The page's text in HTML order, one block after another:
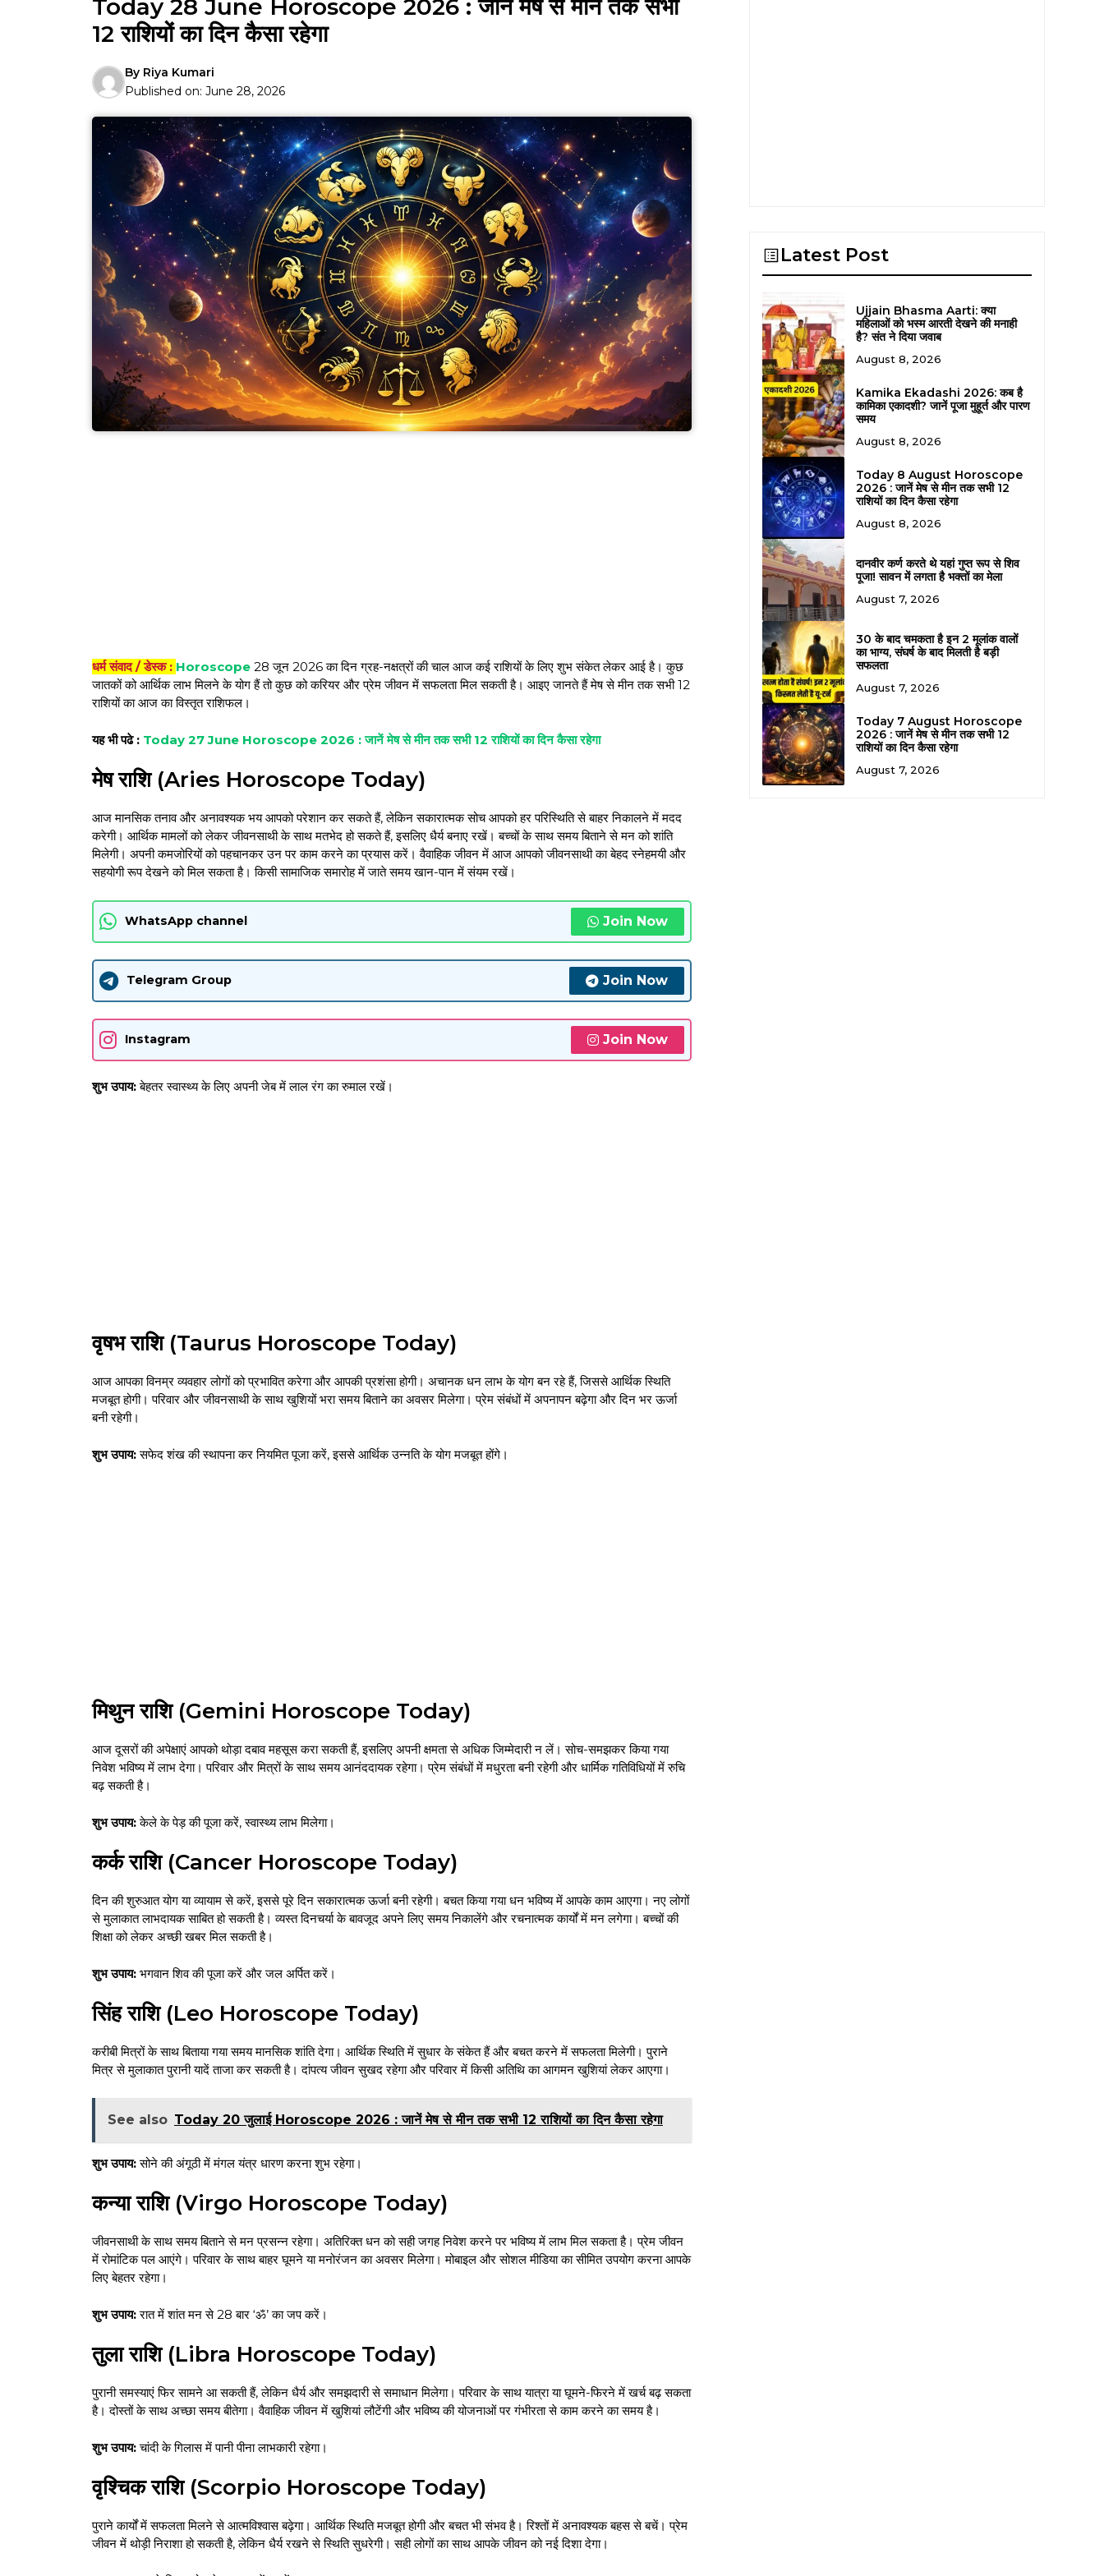
Today 28 June Horoscope 2026 : जानें मेष से मीन तक सभी
12 राशियों का दिन कैसा रहेगा
By Riya Kumari
Published on: June 28, 2026
धर्म संवाद / डेस्क : Horoscope 28 जून 2026 का दिन ग्रह-नक्षत्रों की चाल आज कई राशियों के लिए शुभ संकेत लेकर आई है। कुछ
जातकों को आर्थिक लाभ मिलने के योग हैं तो कुछ को करियर और प्रेम जीवन में सफलता मिल सकती है। आइए जानते हैं मेष से मीन तक सभी 12
राशियों का आज का विस्तृत राशिफल।
यह भी पढे : Today 27 June Horoscope 2026 : जानें मेष से मीन तक सभी 12 राशियों का दिन कैसा रहेगा
मेष राशि (Aries Horoscope Today)
आज मानसिक तनाव और अनावश्यक भय आपको परेशान कर सकते हैं, लेकिन सकारात्मक सोच आपको हर परिस्थिति से बाहर निकालने में मदद
करेगी। आर्थिक मामलों को लेकर जीवनसाथी के साथ मतभेद हो सकते हैं, इसलिए धैर्य बनाए रखें। बच्चों के साथ समय बिताने से मन को शांति
मिलेगी। अपनी कमजोरियों को पहचानकर उन पर काम करने का प्रयास करें। वैवाहिक जीवन में आज आपको जीवनसाथी का बेहद स्नेहमयी और
सहयोगी रूप देखने को मिल सकता है। किसी सामाजिक समारोह में जाते समय खान-पान में संयम रखें।
WhatsApp channel Join Now
Telegram Group Join Now
Instagram Join Now
शुभ उपाय:बेहतर स्वास्थ्य के लिए अपनी जेब में लाल रंग का रुमाल रखें।
वृषभ राशि (Taurus Horoscope Today)
आज आपका विनम्र व्यवहार लोगों को प्रभावित करेगा और आपकी प्रशंसा होगी। अचानक धन लाभ के योग बन रहे हैं, जिससे आर्थिक स्थिति
मजबूत होगी। परिवार और जीवनसाथी के साथ खुशियों भरा समय बिताने का अवसर मिलेगा। प्रेम संबंधों में अपनापन बढ़ेगा और दिन भर ऊर्जा
बनी रहेगी।
शुभ उपाय:सफेद शंख की स्थापना कर नियमित पूजा करें, इससे आर्थिक उन्नति के योग मजबूत होंगे।
मिथुन राशि (Gemini Horoscope Today)
आज दूसरों की अपेक्षाएं आपको थोड़ा दबाव महसूस करा सकती हैं, इसलिए अपनी क्षमता से अधिक जिम्मेदारी न लें। सोच-समझकर किया गया
निवेश भविष्य में लाभ देगा। परिवार और मित्रों के साथ समय आनंददायक रहेगा। प्रेम संबंधों में मधुरता बनी रहेगी और धार्मिक गतिविधियों में रुचि
बढ़ सकती है।
शुभ उपाय:केले के पेड़ की पूजा करें, स्वास्थ्य लाभ मिलेगा।
कर्क राशि (Cancer Horoscope Today)
दिन की शुरुआत योग या व्यायाम से करें, इससे पूरे दिन सकारात्मक ऊर्जा बनी रहेगी। बचत किया गया धन भविष्य में आपके काम आएगा। नए लोगों
से मुलाकात लाभदायक साबित हो सकती है। व्यस्त दिनचर्या के बावजूद अपने लिए समय निकालेंगे और रचनात्मक कार्यों में मन लगेगा। बच्चों की
शिक्षा को लेकर अच्छी खबर मिल सकती है।
शुभ उपाय: भगवान शिव की पूजा करें और जल अर्पित करें।
सिंह राशि (Leo Horoscope Today)
करीबी मित्रों के साथ बिताया गया समय मानसिक शांति देगा। आर्थिक स्थिति में सुधार के संकेत हैं और बचत करने में सफलता मिलेगी। पुराने
मित्र से मुलाकात पुरानी यादें ताजा कर सकती है। दांपत्य जीवन सुखद रहेगा और परिवार में किसी अतिथि का आगमन खुशियां लेकर आएगा।
See also Today 20 जुलाई Horoscope 2026 : जानें मेष से मीन तक सभी 12 राशियों का दिन कैसा रहेगा
शुभ उपाय:सोने की अंगूठी में मंगल यंत्र धारण करना शुभ रहेगा।
कन्या राशि (Virgo Horoscope Today)
जीवनसाथी के साथ समय बिताने से मन प्रसन्न रहेगा। अतिरिक्त धन को सही जगह निवेश करने पर भविष्य में लाभ मिल सकता है। प्रेम जीवन
में रोमांटिक पल आएंगे। परिवार के साथ बाहर घूमने या मनोरंजन का अवसर मिलेगा। मोबाइल और सोशल मीडिया का सीमित उपयोग करना आपके
लिए बेहतर रहेगा।
शुभ उपाय:रात में शांत मन से 28 बार ‘ॐ’ का जप करें।
तुला राशि (Libra Horoscope Today)
पुरानी समस्याएं फिर सामने आ सकती हैं, लेकिन धैर्य और समझदारी से समाधान मिलेगा। परिवार के साथ यात्रा या घूमने-फिरने में खर्च बढ़ सकता
है। दोस्तों के साथ अच्छा समय बीतेगा। वैवाहिक जीवन में खुशियां लौटेंगी और भविष्य की योजनाओं पर गंभीरता से काम करने का समय है।
शुभ उपाय:चांदी के गिलास में पानी पीना लाभकारी रहेगा।
वृश्चिक राशि (Scorpio Horoscope Today)
पुराने कार्यों में सफलता मिलने से आत्मविश्वास बढ़ेगा। आर्थिक स्थिति मजबूत होगी और बचत भी संभव है। रिश्तों में अनावश्यक बहस से बचें। प्रेम
जीवन में थोड़ी निराशा हो सकती है, लेकिन धैर्य रखने से स्थिति सुधरेगी। सही लोगों का साथ आपके जीवन को नई दिशा देगा।
Latest Post
Ujjain Bhasma Aarti: क्या
महिलाओं को भस्म आरती देखने की मनाही
है? संत ने दिया जवाब
August 8, 2026
Kamika Ekadashi 2026: कब है
कामिका एकादशी? जानें पूजा मुहूर्त और पारण
समय
August 8, 2026
Today 8 August Horoscope
2026 : जानें मेष से मीन तक सभी 12
राशियों का दिन कैसा रहेगा
August 8, 2026
दानवीर कर्ण करते थे यहां गुप्त रूप से शिव
पूजा! सावन में लगता है भक्तों का मेला
August 7, 2026
30 के बाद चमकता है इन 2 मूलांक वालों
का भाग्य, संघर्ष के बाद मिलती है बड़ी
सफलता
August 7, 2026
Today 7 August Horoscope
2026 : जानें मेष से मीन तक सभी 12
राशियों का दिन कैसा रहेगा
August 7, 2026